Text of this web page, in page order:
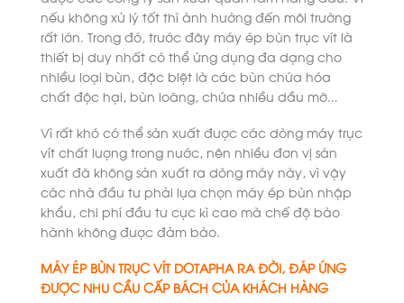
nếu không xử lý tốt thì ảnh hưởng đến môi trường
rất lớn. Trong đó, trước đây máy ép bùn trục vít là
thiết bị duy nhất có thể ứng dụng đa dạng cho
nhiều loại bùn, đặc biệt là các bùn chứa hóa
chất độc hại, bùn loãng, chứa nhiều dầu mỡ…
Vì rất khó có thể sản xuất được các dòng máy trục
vít chất lượng trong nước, nên nhiều đơn vị sản
xuất đã không sản xuất ra dòng máy này, vì vậy
các nhà đầu tư phải lựa chọn máy ép bùn nhập
khẩu, chi phí đầu tư cực kì cao mà chế độ bảo
hành không được đảm bảo.
MÁY ÉP BÙN TRỤC VÍT DOTAPHA RA ĐỜI, ĐÁP ỨNG
ĐƯỢC NHU CẦU CẤP BÁCH CỦA KHÁCH HÀNG